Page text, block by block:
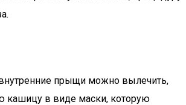
прыщи можно вылечить,
кашицу в виде маски, которую